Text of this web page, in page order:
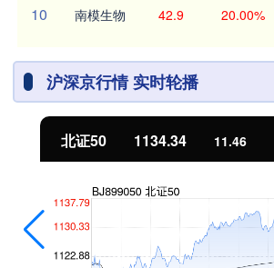
10 南模生物 42.9 20.00%
沪深京行情 实时轮播
北证50 1134.34 11.46